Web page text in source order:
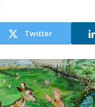
Twitter